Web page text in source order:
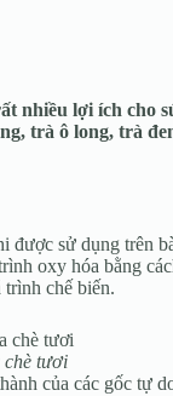
nhiều lợi ích cho
trà ô long, trà
sử dụng trên
oxy hóa bằng
chế biến.
chè tươi
của các gốc tự